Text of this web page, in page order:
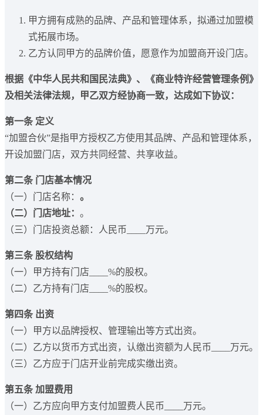
甲方拥有成熟的品牌、产品和管理体系，拟通过加盟模
式拓展市场。
乙方认同甲方的品牌价值，愿意作为加盟商开设门店。
根据《中华人民共和国民法典》、《商业特许经营管理条例》
及相关法律法规，甲乙双方经协商一致，达成如下协议：
第一条 定义
“加盟合伙”是指甲方授权乙方使用其品牌、产品和管理体系，
开设加盟门店，双方共同经营、共享收益。
第二条 门店基本情况
（一）门店名称： 。
（二）门店地址： 。
（三）门店投资总额：人民币____万元。
第三条 股权结构
（一）甲方持有门店____%的股权。
（二）乙方持有门店____%的股权。
第四条 出资
（一）甲方以品牌授权、管理输出等方式出资。
（二）乙方以货币方式出资，认缴出资额为人民币____万元。
（三）乙方应于门店开业前完成实缴出资。
第五条 加盟费用
（一）乙方应向甲方支付加盟费人民币____万元。